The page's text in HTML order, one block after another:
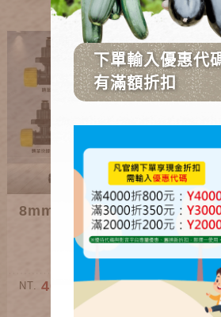
8mm三通(各款)
NT. 40~150
居
NT.